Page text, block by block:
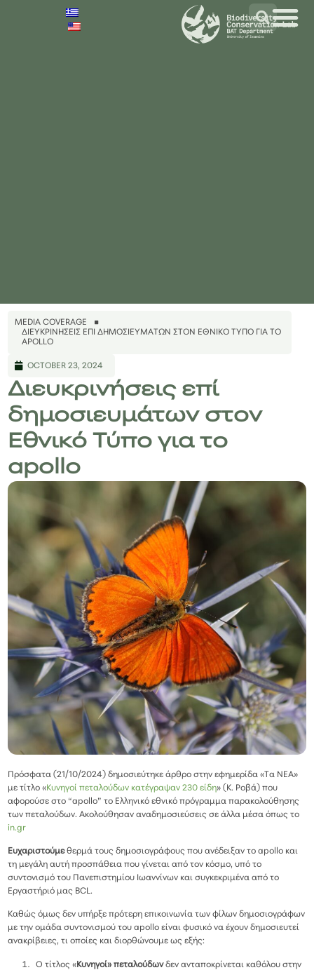
MEDIA COVERAGE
ΔΙΕΥΚΡΙΝΉΣΕΙΣ ΕΠΊ ΔΗΜΟΣΙΕΥΜΆΤΩΝ ΣΤΟΝ ΕΘΝΙΚΌ ΤΎΠΟ ΓΙΑ ΤΟ
APOLLO
OCTOBER 23, 2024
Διευκρινήσεις επί
δημοσιευμάτων στον
Εθνικό Τύπο για το
apollo
Πρόσφατα (21/10/2024) δημοσιεύτηκε άρθρο στην εφημερίδα «Τα ΝΕΑ»
με τίτλο «Κυνηγοί πεταλούδων κατέγραψαν 230 είδη» (Κ. Ροβά) που
αφορούσε στο “apollo” το Ελληνικό εθνικό πρόγραμμα παρακολούθησης
των πεταλούδων. Ακολούθησαν αναδημοσιεύσεις σε άλλα μέσα όπως το
in.gr
Ευχαριστούμεθερμά τους δημοσιογράφους που ανέδειξαν το apollo και
τη μεγάλη αυτή προσπάθεια που γίνεται από τον κόσμο, υπό το
συντονισμό του Πανεπιστημίου Ιωαννίνων και συγκεκριμένα από το
Εργαστήριό μας BCL.
Καθώς όμως δεν υπήρξε πρότερη επικοινωνία των φίλων δημοσιογράφων
με την ομάδα συντονισμού του apollo είναι φυσικό να έχουν δημοσιευτεί
ανακρίβειες, τι οποίες και διορθώνουμε ως εξής:
Ο τίτλος «Κυνηγοί» πεταλούδωνδεν ανταποκρίνεται καθόλου στην